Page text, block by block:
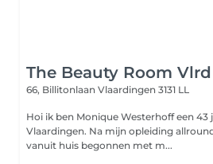
The Beauty Room Vlrd
66, Billitonlaan Vlaardingen 3131 LL
Hoi ik ben Monique Westerhoff een
Vlaardingen. Na mijn opleiding allround nagelstyliste ben ik
vanuit huis begonnen met m...